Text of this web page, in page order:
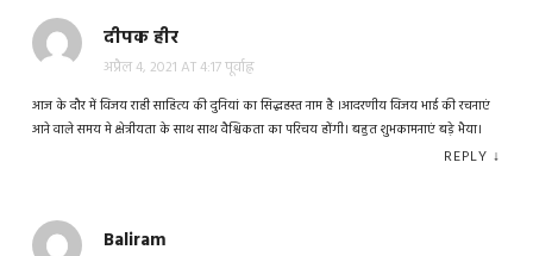
दीपक हीर
अप्रैल 4, 2021 AT 4:17 पूर्वाह्न
आज के दौर में विजय राही साहित्य की दुनियां का सिद्धहस्त नाम है ।आदरणीय विजय भाई की रचनाएं
आने वाले समय मे क्षेत्रीयता के साथ साथ वैश्विकता का परिचय होंगी। बहुत शुभकामनाएं बड़े भैया।
REPLY ↓
Baliram